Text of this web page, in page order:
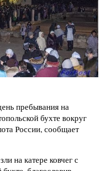
пребывания на
бухте вокруг
России, сообщает
на катере ковчег с